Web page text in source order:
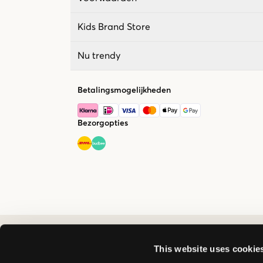
This website uses
Kids Brand Store
Nu trendy
Betalingsmogelijkheden
Bezorgopties